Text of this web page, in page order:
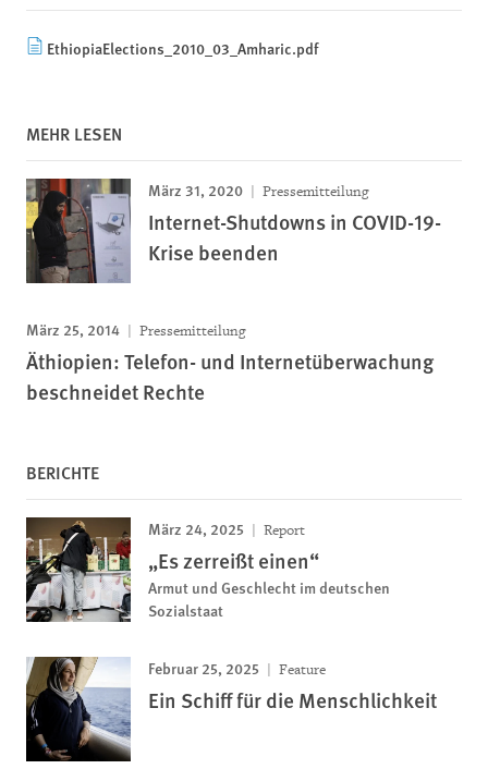
EthiopiaElections_2010_03_Amharic.pdf
MEHR LESEN
März 31, 2020 Pressemitteilung
Internet-Shutdowns in COVID-19-
Krise beenden
März 25, 2014 Pressemitteilung
Äthiopien: Telefon- und Internetüberwachung
beschneidet Rechte
BERICHTE
März 24, 2025 Report
„Es zerreißt einen“
Armut und Geschlecht im deutschen
Sozialstaat
Februar 25, 2025 Feature
Ein Schiff für die Menschlichkeit